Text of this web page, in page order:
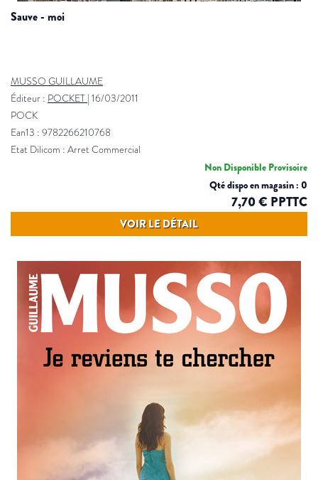
sauve - moi
MUSSO GUILLAUME
Éditeur : POCKET | 16/03/2011
POCK
Ean13 : 9782266210768
Etat Dilicom : Arret Commercial
Non Disponible Provisoire
Qté dispo en magasin : 0
7,70 € PPTTC
VOIR LE DÉTAIL